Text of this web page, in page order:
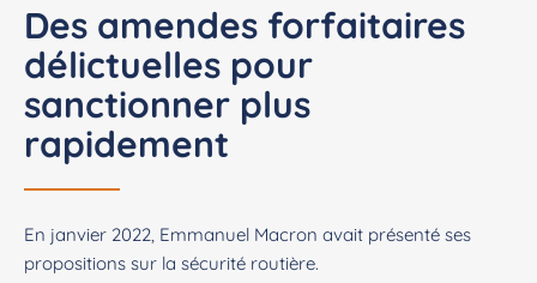
Des amendes forfaitaires
délictuelles pour
sanctionner plus
rapidement
En janvier 2022, Emmanuel Macron avait présenté ses
propositions sur la sécurité routière.